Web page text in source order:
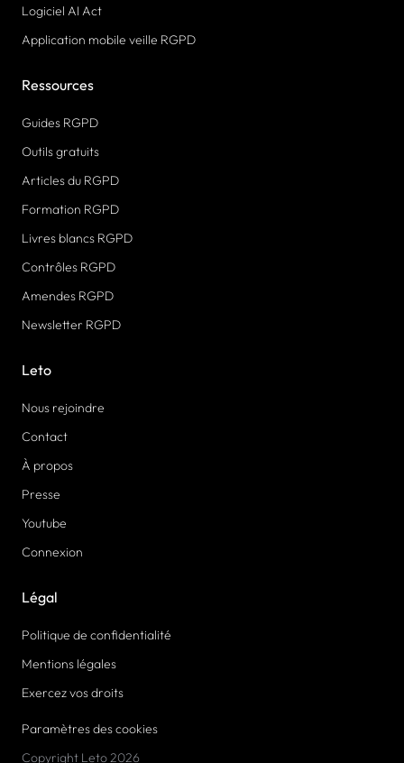
Logiciel AI Act
Application mobile veille RGPD
Ressources
Guides RGPD
Outils gratuits
Articles du RGPD
Formation RGPD
Livres blancs RGPD
Contrôles RGPD
Amendes RGPD
Newsletter RGPD
Leto
Nous rejoindre
Contact
À propos
Presse
Youtube
Connexion
Légal
Politique de confidentialité
Mentions légales
Exercez vos droits
Paramètres des cookies
Copyright Leto 2026